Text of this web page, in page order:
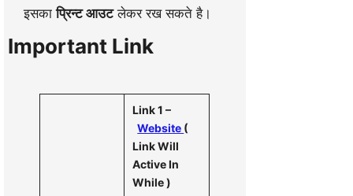
इसकाप्रिन्ट आउटलेकर रख सकते है।
Important Link
Link 1 –
Website (
Link Will
Active In
While )